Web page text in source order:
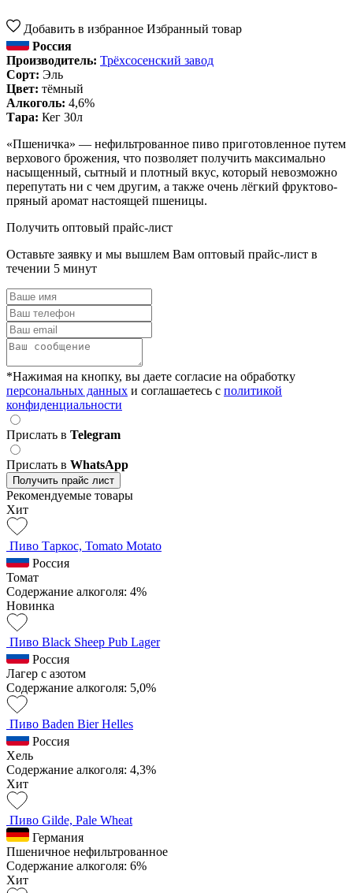
Добавить в избранное Избранный товар
Россия
Производитель: Трёхсосенский завод
Сорт: Эль
Цвет: тёмный
Алкоголь: 4,6%
Тара: Кег 30л
«Пшеничка» — нефильтрованное пиво приготовленное путем
верхового брожения, что позволяет получить максимально
насыщенный, сытный и плотный вкус, который невозможно
перепутать ни с чем другим, а также очень лёгкий фруктово-
пряный аромат настоящей пшеницы.
Получить оптовый прайс-лист
Оставьте заявку и мы вышлем Вам оптовый прайс-лист в
течении 5 минут
*Нажимая на кнопку, вы даете согласие на обработку
персональных данных и соглашаетесь c политикой
конфиденциальности
Прислать в Telegram
Прислать в WhatsApp
Получить прайс лист
Рекомендуемые товары
Хит
Пиво Таркос, Tomato Motato
Россия
Томат
Содержание алкоголя: 4%
Новинка
Пиво Black Sheep Pub Lager
Россия
Лагер с азотом
Содержание алкоголя: 5,0%
Пиво Baden Bier Helles
Россия
Хель
Содержание алкоголя: 4,3%
Хит
Пиво Gilde, Pale Wheat
Германия
Пшеничное нефильтрованное
Содержание алкоголя: 6%
Хит